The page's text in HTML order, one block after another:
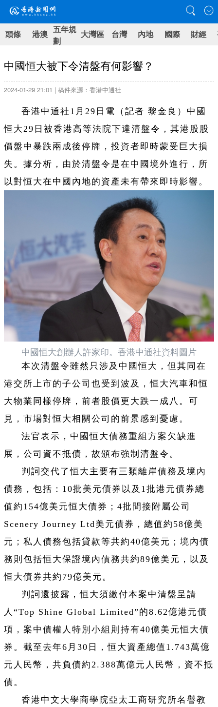
頭條 港澳 五年規
劃
大灣區 台灣 內地 國際 財經
中國恒大被下令清盤有何影響？
2024-01-29 21:01 | 稿件來源：香港中通社
香港中通社1月29日電（記者 黎金良）中國
恒大29日被香港高等法院下達清盤令，其港股股
價盤中暴跌兩成後停牌，投資者即時蒙受巨大損
失。據分析，由於清盤令是在中國境外進行，所
以對恒大在中國內地的資產未有帶來即時影響。
中國恒大創辦人許家印。香港中通社資料圖片
本次清盤令雖然只涉及中國恒大，但其同在
港交所上市的子公司也受到波及，恒大汽車和恒
大物業同樣停牌，前者股價更大跌一成八。可
見，市場對恒大相關公司的前景感到憂慮。
法官表示，中國恒大債務重組方案欠缺進
展，公司資不抵債，故頒布強制清盤令。
判詞交代了恒大主要有三類離岸債務及境內
債務，包括：10批美元債券以及1批港元債券總
值約154億美元恒大債券；4批間接附屬公司
Scenery Journey Ltd美元債券，總值約58億美
元；私人債務包括貸款等共約40億美元；境內債
務則包括恒大保證境內債務共約89億美元，以及
恒大債券共約79億美元。
判詞還披露，恒大須繳付本案中清盤呈請
人“Top Shine Global Limited”的8.62億港元債
項，案中債權人特別小組則持有40億美元恒大債
券。截至去年6月30日，恒大資產總值1.743萬億
元人民幣，共負債約2.388萬億元人民幣，資不抵
債。
香港中文大學商學院亞太工商研究所名譽教